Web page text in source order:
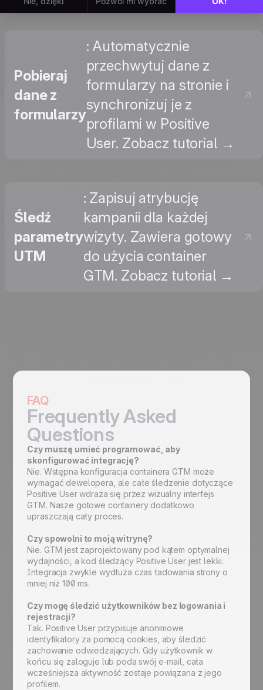
Pobieraj
dane z
formularzy
: Automatycznie
przechwytuj dane z
formularzy na stronie i
synchronizuj je z
profilami w Positive
User. Zobacz tutorial →
Śledź
parametry
UTM
: Zapisuj atrybucję
kampanii dla każdej
wizyty. Zawiera gotowy
do użycia container
GTM. Zobacz tutorial →
FAQ
Frequently Asked
Questions
Czy muszę umieć programować, aby
skonfigurować integrację?
Nie. Wstępna konfiguracja containera GTM może
wymagać dewelopera, ale całe śledzenie dotyczące
Positive User wdraża się przez wizualny interfejs
GTM. Nasze gotowe containery dodatkowo
upraszczają cały proces.
Czy spowolni to moją witrynę?
Nie. GTM jest zaprojektowany pod kątem optymalnej
wydajności, a kod śledzący Positive User jest lekki.
Integracja zwykle wydłuża czas ładowania strony o
mniej niż 100 ms.
Czy mogę śledzić użytkowników bez logowania i
rejestracji?
Tak. Positive User przypisuje anonimowe
identyfikatory za pomocą cookies, aby śledzić
zachowanie odwiedzających. Gdy użytkownik w
końcu się zaloguje lub poda swój e-mail, cała
wcześniejsza aktywność zostaje powiązana z jego
profilem.